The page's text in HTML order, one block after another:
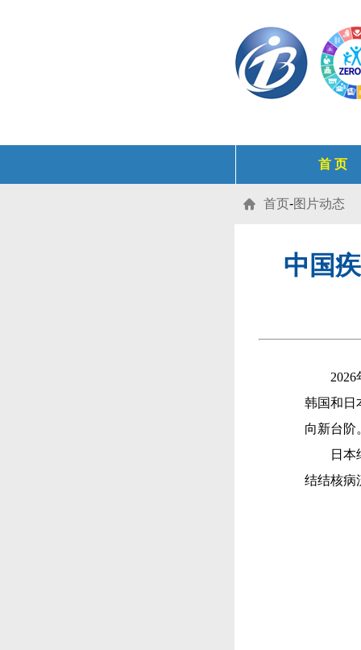
首 页
 首页-图片动态
中国
韩国和日
向新台阶
日本
结结核病